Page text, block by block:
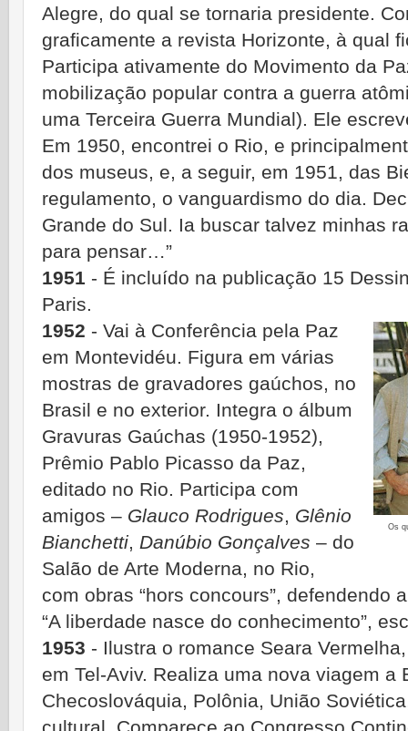
Alegre, do qual se tornaria presidente.
graficamente a revista Horizonte, à qual
Participa ativamente do Movimento da
mobilização popular contra a guerra
uma Terceira Guerra Mundial). Ele
Em 1950, encontrei o Rio, e
dos museus, e, a seguir, em 1951, das
regulamento, o vanguardismo do dia.
Grande do Sul. Ia buscar talvez minhas
para pensar…”
1951 - É incluído na publicação 15
Paris.
Os
1952 - Vai à Conferência pela Paz
em Montevidéu. Figura em várias
mostras de gravadores gaúchos, no
Brasil e no exterior. Integra o álbum
Gravuras Gaúchas (1950-1952),
Prêmio Pablo Picasso da Paz,
editado no Rio. Participa com
amigos – Glauco Rodrigues, Glênio
Bianchetti, Danúbio Gonçalves – do
Salão de Arte Moderna, no Rio,
com obras “hors concours”, defendendo
“A liberdade nasce do conhecimento”,
1953 - Ilustra o romance Seara
em Tel-Aviv. Realiza uma nova viagem a
Checoslováquia, Polônia, União